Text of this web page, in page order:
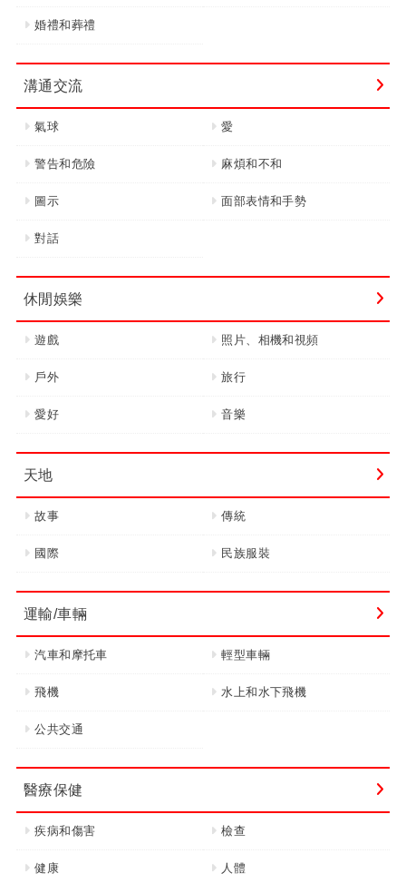
婚禮和葬禮
溝通交流
氣球 愛
警告和危險 麻煩和不和
圖示 面部表情和手勢
對話
休閒娛樂
遊戲 照片、相機和視頻
戶外 旅行
愛好 音樂
天地
故事 傳統
國際 民族服裝
運輸/車輛
汽車和摩托車 輕型車輛
飛機 水上和水下飛機
公共交通
醫療保健
疾病和傷害 檢查
健康 人體